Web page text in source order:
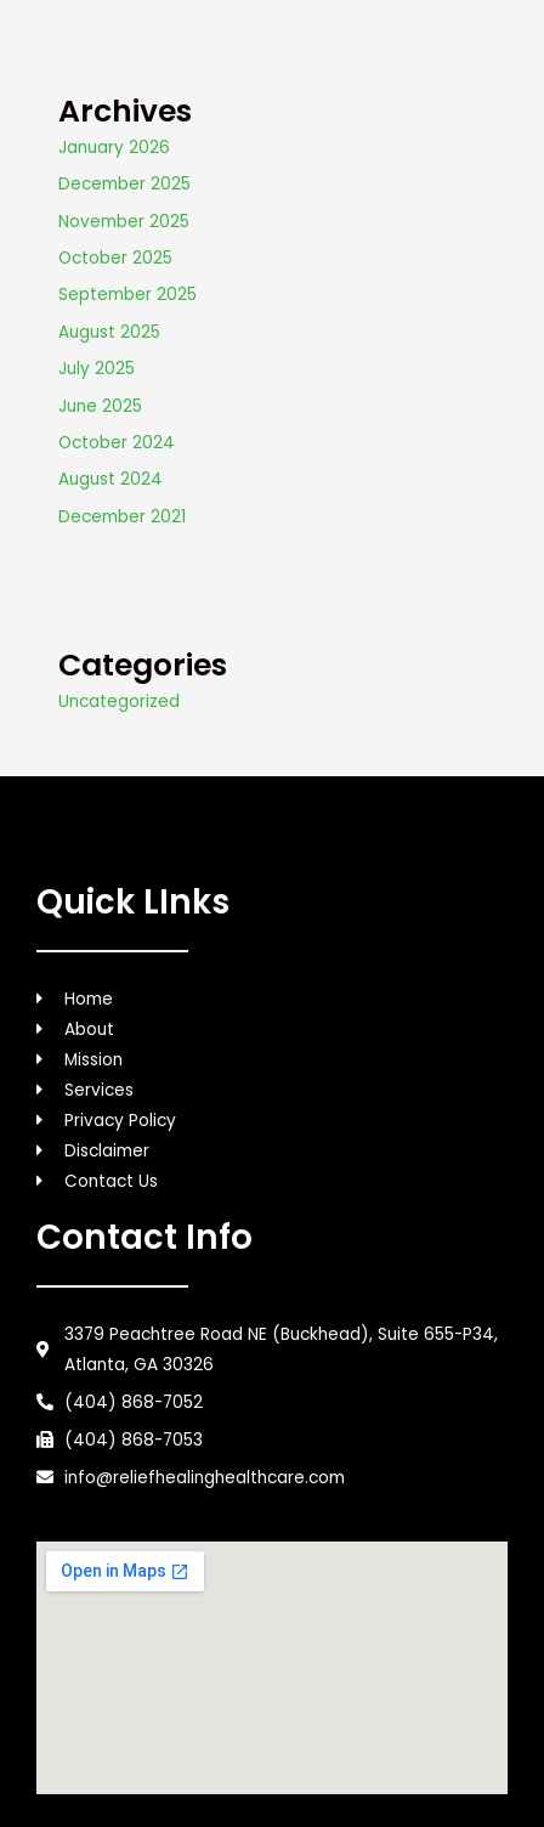
Archives
January 2026
December 2025
November 2025
October 2025
September 2025
August 2025
July 2025
June 2025
October 2024
August 2024
December 2021
Categories
Uncategorized
Quick LInks
Home
About
Mission
Services
Privacy Policy
Disclaimer
Contact Us
Contact Info
3379 Peachtree Road NE (Buckhead), Suite 655-P34,
Atlanta, GA 30326
(404) 868-7052
(404) 868-7053
info@reliefhealinghealthcare.com